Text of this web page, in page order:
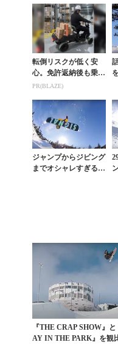
転倒リスクが低く安
心。免許返納後も乗れ
る4輪シニアカー
PR(BLAZE)
ジャンプからジビング
までオシャレすぎるア
『THE CRAP SHOW』
AY IN THE PARK』を観